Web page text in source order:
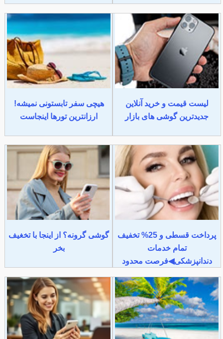
لیست قیمت و خرید آنلاین
جدیدترین گوشی های بازار
هیچی سفر تابستونی نمیشه!
ارزانترین تورها اینجاست
پرداخت قسطی و 25% تخفیف
تمام خدمات
دندانپزشکی◀فرصت محدود
گوشی گرونه؟ از اینجا با تخغیف
بخر